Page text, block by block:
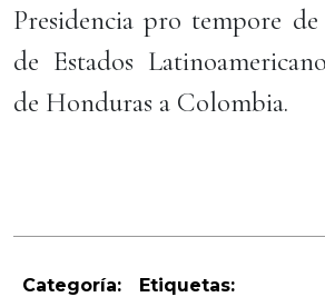
Presidencia pro tempore
de Estados
de Honduras a Colombia.
Categoría:
Etiquetas: